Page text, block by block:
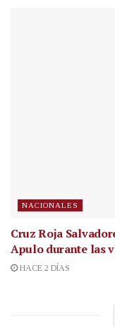
NACIONALES
Cruz Roja
Apulo durante las
HACE 2 DÍAS